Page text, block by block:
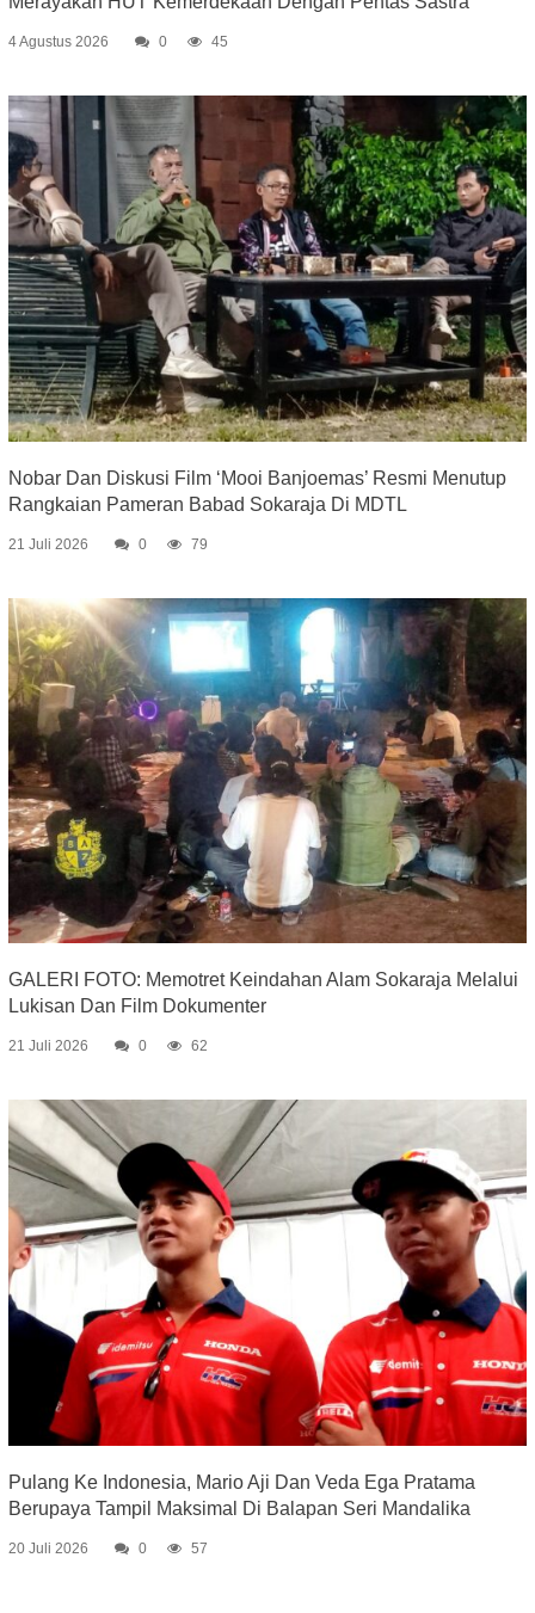
4 Agustus 2026 0 45
Nobar Dan Diskusi Film ‘Mooi Banjoemas’ Resmi Menutup
Rangkaian Pameran Babad Sokaraja Di MDTL
21 Juli 2026 0 79
GALERI FOTO: Memotret Keindahan Alam Sokaraja Melalui
Lukisan Dan Film Dokumenter
21 Juli 2026 0 62
Pulang Ke Indonesia, Mario Aji Dan Veda Ega Pratama
Berupaya Tampil Maksimal Di Balapan Seri Mandalika
20 Juli 2026 0 57